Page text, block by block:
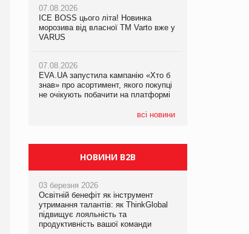
07.08.2026
ICE BOSS цього літа! Новинка
морозива від власної ТМ Varto вже у
VARUS
07.08.2026
EVA.UA запустила кампанію «Хто б
знав» про асортимент, якого покупці
не очікують побачити на платформі
всі новини
06.08.2026
Смачна новинка для хвостатих: у
VARUS з’явилися паучі Varto Paw
05.08.2026
Мережа супермаркетів VARUS купує
мережу магазинів формату
компанія налічуватиме 374 магазини
07.08.2026
Франція заборонила рекламні дзвінки
НОВИНИ B2B
03 березня 2026
Освітній бенефіт як інструмент
утримання талантів: як ThinkGlobal
підвищує лояльність та
продуктивність вашої команди